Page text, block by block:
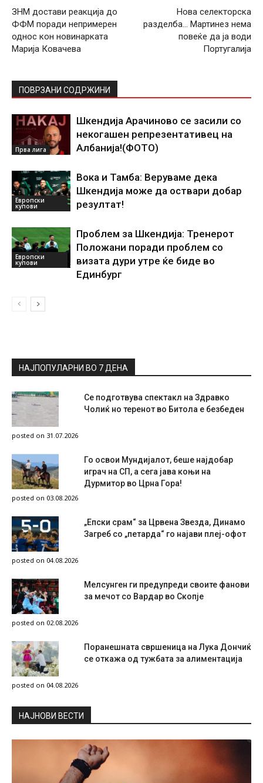
ЗНМ достави реакција до
ФФМ поради непримерен
однос кон новинарката
Марија Ковачева
Нова селекторска
разделба… Мартинез нема
повеќе да ја води
Португалија
ПОВРЗАНИ СОДРЖИНИ
Прва лига
Шкендија Арачиново се засили со
некогашен репрезентативец на
Албанија!(ФОТО)
Европски
купови
Вока и Тамба: Веруваме дека
Шкендија може да оствари добар
резултат!
Европски
купови
Проблем за Шкендија: Тренерот
Положани поради проблем со
визата дури утре ќе биде во
Единбург
НАЈПОПУЛАРНИ ВО 7 ДЕНА
Се подготвува спектакл на Здравко
Чолиќ но теренот во Битола е безбеден
posted on 31.07.2026
Го освои Мундијалот, беше најдобар
играч на СП, а сега јава коњи на
Дурмитор во Црна Гора!
posted on 03.08.2026
„Епски срам“ за Црвена Звезда, Динамо
Загреб со „петарда“ го најави плеј-офот
posted on 04.08.2026
Мелсунген ги предупреди своите фанови
за мечот со Вардар во Скопје
posted on 02.08.2026
Поранешната свршеница на Лука Дончиќ
се откажа од тужбата за алиментација
posted on 04.08.2026
НAЈНОВИ ВЕСТИ